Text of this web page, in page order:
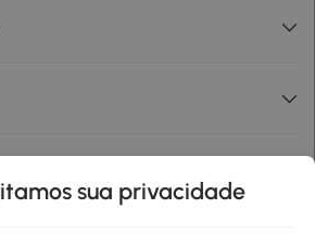
sua privacidade